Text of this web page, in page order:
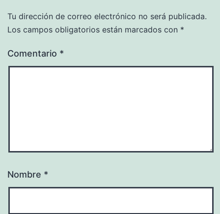
Tu dirección de correo electrónico no será publicada.
Los campos obligatorios están marcados con *
Comentario *
Nombre *